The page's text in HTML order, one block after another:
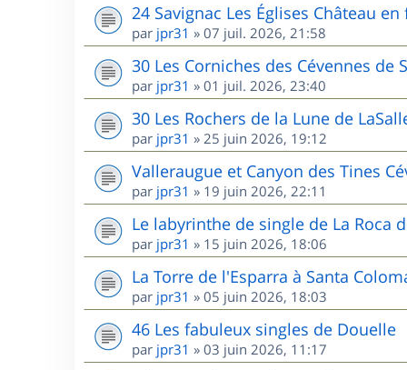
24 Savignac Les Églises Château en
par jpr31 » 07 juil. 2026, 21:58
30 Les Corniches des Cévennes de
par jpr31 » 01 juil. 2026, 23:40
30 Les Rochers de la Lune de
par jpr31 » 25 juin 2026, 19:12
Valleraugue et Canyon des Tines
par jpr31 » 19 juin 2026, 22:11
Le labyrinthe de single de La Roca
par jpr31 » 15 juin 2026, 18:06
La Torre de l'Esparra à Santa
par jpr31 » 05 juin 2026, 18:03
46 Les fabuleux singles de Douelle
par jpr31 » 03 juin 2026, 11:17